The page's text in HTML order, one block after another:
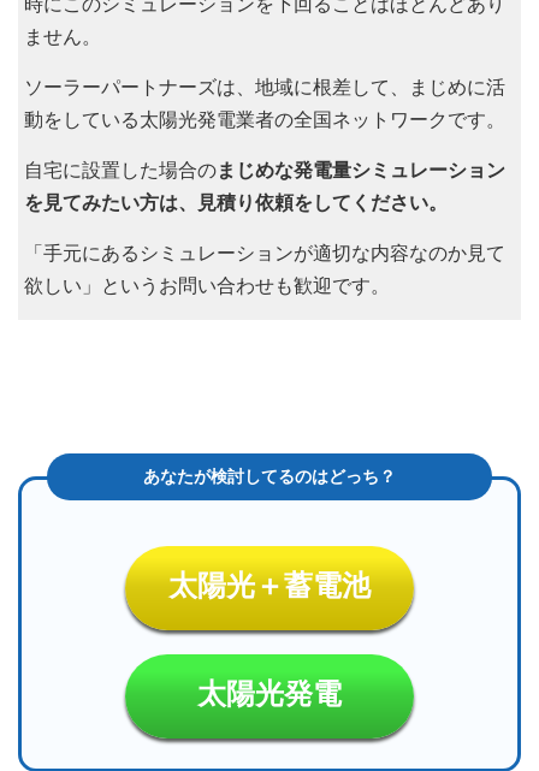
時にこのシミュレーションを下回ることはほとんどあり
ません。
ソーラーパートナーズは、地域に根差して、まじめに活
動をしている太陽光発電業者の全国ネットワークです。
自宅に設置した場合のまじめな発電量シミュレーション
を見てみたい方は、見積り依頼をしてください。
「手元にあるシミュレーションが適切な内容なのか見て
欲しい」というお問い合わせも歓迎です。
太陽光＋蓄電池
太陽光発電